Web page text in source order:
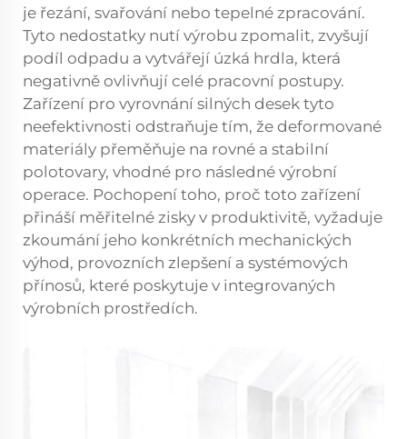
je řezání, svařování nebo tepelné zpracování.
Tyto nedostatky nutí výrobu zpomalit, zvyšují
podíl odpadu a vytvářejí úzká hrdla, která
negativně ovlivňují celé pracovní postupy.
Zařízení pro vyrovnání silných desek tyto
neefektivnosti odstraňuje tím, že deformované
materiály přeměňuje na rovné a stabilní
polotovary, vhodné pro následné výrobní
operace. Pochopení toho, proč toto zařízení
přináší měřitelné zisky v produktivitě, vyžaduje
zkoumání jeho konkrétních mechanických
výhod, provozních zlepšení a systémových
přínosů, které poskytuje v integrovaných
výrobních prostředích.